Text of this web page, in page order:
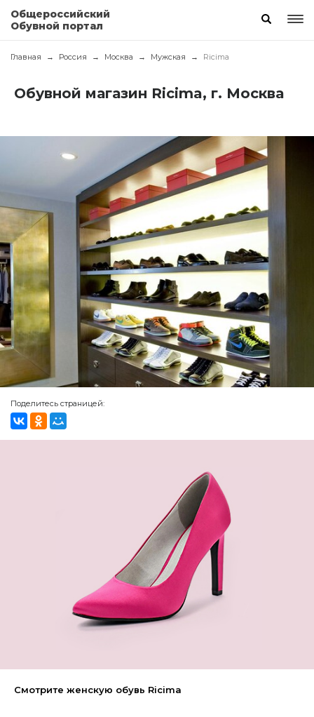
Общероссийский
Обувной портал
Главная Россия Москва Мужская Ricima
Обувной магазин Ricima, г. Москва
Поделитесь страницей:
Смотрите женскую обувь Ricima